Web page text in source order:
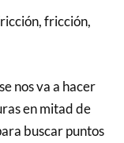
fricción,
nos va a hacer
en mitad de
buscar puntos